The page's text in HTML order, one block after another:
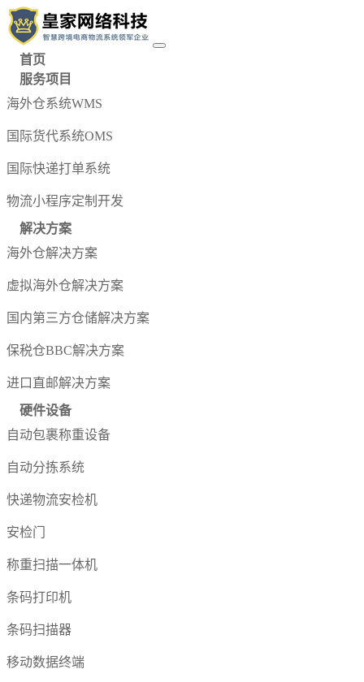
首页
服务项目
海外仓系统WMS
国际货代系统OMS
国际快递打单系统
物流小程序定制开发
解决方案
海外仓解决方案
虚拟海外仓解决方案
国内第三方仓储解决方案
保税仓BBC解决方案
进口直邮解决方案
硬件设备
自动包裹称重设备
自动分拣系统
快递物流安检机
安检门
称重扫描一体机
条码打印机
条码扫描器
移动数据终端